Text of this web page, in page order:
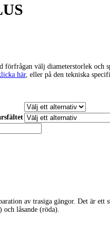
välj diameterstorlek och
här, eller på den tekniska
av trasiga gängor. Det är ett
låsande (röda).